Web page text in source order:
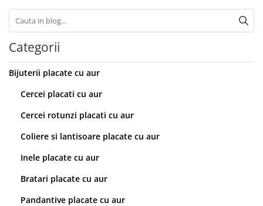
Categorii
Bijuterii placate cu aur
Cercei placati cu aur
Cercei rotunzi placati cu aur
Coliere si lantisoare placate cu aur
Inele placate cu aur
Bratari placate cu aur
Pandantive placate cu aur